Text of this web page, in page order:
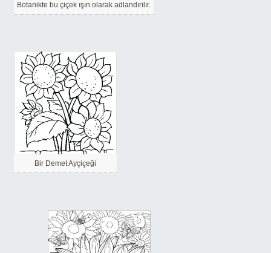
Botanikte bu çiçek ışın olarak adlandırılır.
Bir Demet Ayçiçeği